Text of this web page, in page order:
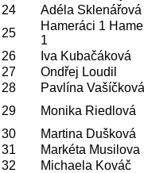
24
Adéla Sklenářová
25
Hameráci 1
1
26
Iva Kubačáková
27
Ondřej Loudil
28
Pavlína Vašíčková
29
Monika Riedlová
30
Martina Dušková
31
Markéta Musilova
32
Michaela Kováč